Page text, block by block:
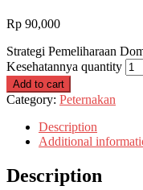
Rp 90,000
Strategi Pemeliharaan
Kesehatannya quantity
Add to cart
Category: Peternakan
Description
Additional
Description